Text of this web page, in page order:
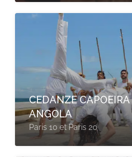
CEDANZE CAPOEIRA
ANGOLA
Paris 10 et Paris 20